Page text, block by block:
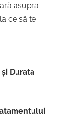
asupra
ce să te
Durata